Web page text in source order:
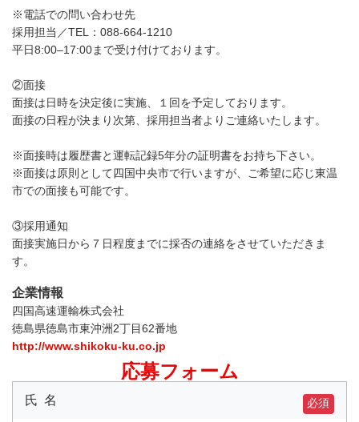
※電話での問い合わせ先
採用担当／TEL：088-664-1210
平日8:00–17:00まで受け付けております。
②面接
面接は日時を決定後に実施、１回を予定しております。
面接の日程が決まり次第、採用担当者よりご連絡いたします。
※面接時は履歴書と運転記録5年分の証明書をお持ち下さい。
※面接は原則として四国中央市で行いますが、ご希望に応じ東温
市での面接も可能です。
③採用通知
面接実施日から７日程度までに採否の連絡をさせていただきま
す。
企業情報
四国高速運輸株式会社
徳島県徳島市東沖洲2丁目62番地
http://www.shikoku-ku.co.jp
応募フォーム
氏 名 必須